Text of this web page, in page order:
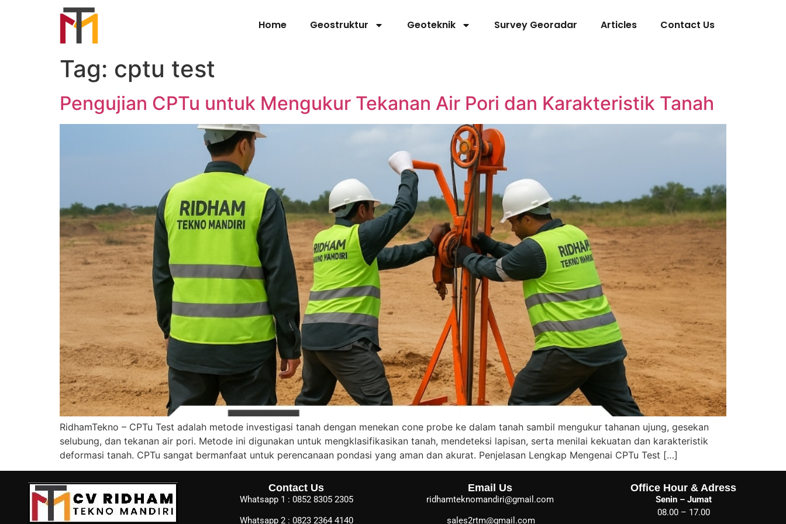
Home Geostruktur Geoteknik Survey Georadar Articles Contact Us
Tag: cptu test
Pengujian CPTu untuk Mengukur Tekanan Air Pori dan Karakteristik Tanah
RidhamTekno – CPTu Test adalah metode investigasi tanah dengan menekan cone probe ke dalam tanah sambil mengukur tahanan ujung, gesekan
selubung, dan tekanan air pori. Metode ini digunakan untuk mengklasifikasikan tanah, mendeteksi lapisan, serta menilai kekuatan dan karakteristik
deformasi tanah. CPTu sangat bermanfaat untuk perencanaan pondasi yang aman dan akurat. Penjelasan Lengkap Mengenai CPTu Test […]
Contact Us
Whatsapp 1 : 0852 8305 2305
Whatsapp 2 : 0823 2364 4140
Email Us
ridhamteknomandiri@gmail.com
sales2rtm@gmail.com
Office Hour & Adress
Senin – Jumat
08.00 – 17.00